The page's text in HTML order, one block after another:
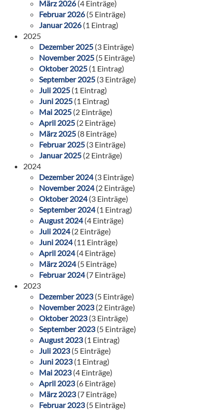
März 2026(4 Einträge)
Februar 2026(5 Einträge)
Januar 2026(1 Eintrag)
2025
Dezember 2025 (3 Einträge)
November 2025 (5 Einträge)
Oktober 2025 (1 Eintrag)
September 2025 (3 Einträge)
Juli 2025 (1 Eintrag)
Juni 2025 (1 Eintrag)
Mai 2025 (2 Einträge)
April 2025 (2 Einträge)
März 2025 (8 Einträge)
Februar 2025 (3 Einträge)
Januar 2025 (2 Einträge)
2024
Dezember 2024(3 Einträge)
November 2024(2 Einträge)
Oktober 2024(3 Einträge)
September 2024(1 Eintrag)
August 2024(4 Einträge)
Juli 2024(2 Einträge)
Juni 2024(11 Einträge)
April 2024(4 Einträge)
März 2024(5 Einträge)
Februar 2024(7 Einträge)
2023
Dezember 2023(5 Einträge)
November 2023(2 Einträge)
Oktober 2023(3 Einträge)
September 2023(5 Einträge)
August 2023(1 Eintrag)
Juli 2023(5 Einträge)
Juni 2023(1 Eintrag)
Mai 2023(4 Einträge)
April 2023(6 Einträge)
März 2023(7 Einträge)
Februar 2023(5 Einträge)